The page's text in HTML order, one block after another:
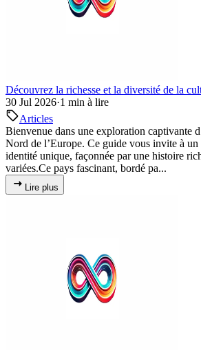
Découvrez la richesse et la diversité de la
30 Jul 2026·1 min à lire
Articles
Bienvenue dans une exploration captivante
Nord de l’Europe. Ce guide vous invite à
identité unique, façonnée par une histoire
variées.Ce pays fascinant, bordé pa...
Lire plus